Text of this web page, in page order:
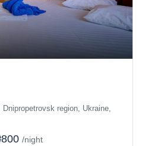
region, Ukraine,
/night